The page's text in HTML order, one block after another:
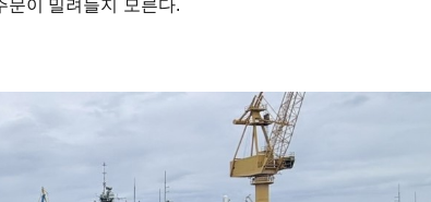
문이 밀려들지 모른다.